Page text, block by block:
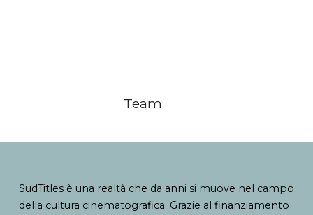
Team
SudTitles è una realtà che da anni si muove nel campo
della cultura cinematografica. Grazie al finanziamento